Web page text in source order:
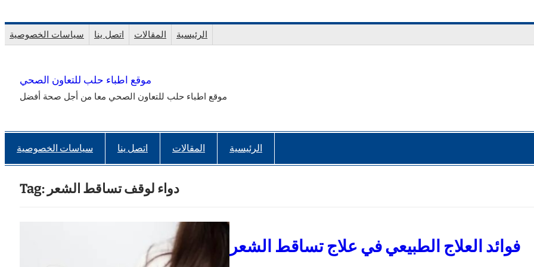
to
content
سياسات الخصوصية اتصل ينا المقالات الرئيسية
موقع اطباء حلب للتعاون الصحي
موقع اطباء حلب للتعاون الصحي معا من أجل صحة أفضل
سياسات الخصوصية اتصل ينا المقالات الرئيسية
Tag: دواء لوقف تساقط الشعر
فوائد العلاج الطبيعي في علاج تساقط الشعر